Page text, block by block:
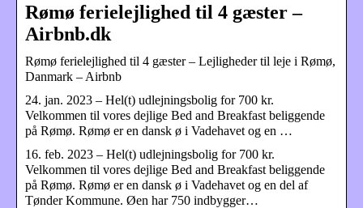
Rømø ferielejlighed til 4 gæster –
Airbnb.dk
Rømø ferielejlighed til 4 gæster – Lejligheder til leje i Rømø,
Danmark – Airbnb
24. jan. 2023 – Hel(t) udlejningsbolig for 700 kr.
Velkommen til vores dejlige Bed and Breakfast beliggende
på Rømø. Rømø er en dansk ø i Vadehavet og en …
16. feb. 2023 – Hel(t) udlejningsbolig for 700 kr.
Velkommen til vores dejlige Bed and Breakfast beliggende
på Rømø. Rømø er en dansk ø i Vadehavet og en del af
Tønder Kommune. Øen har 750 indbygger…